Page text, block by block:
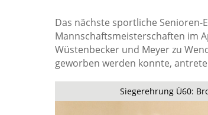
Das nächste sportliche
Mannschaftsmeisterschaften im
Wüstenbecker und Meyer zu
geworben werden konnte,
Siegerehrung Ü60: